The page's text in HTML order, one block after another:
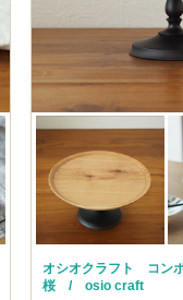
オシオクラフト コン
桜 / osio craft